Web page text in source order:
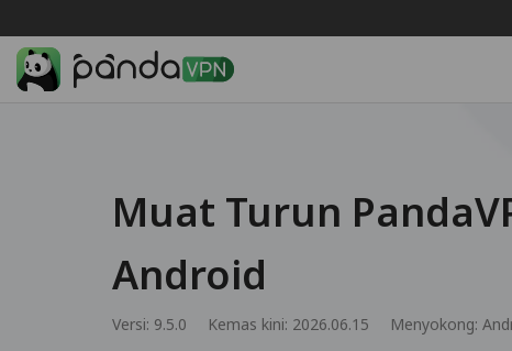
Muat Turun
Android
Versi: 9.5.0 Kemas kini: 2026.06.15 Menyokong: